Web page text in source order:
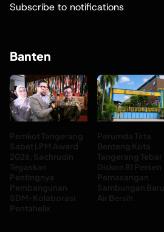
Subscribe to notifications
Banten
Pemkot Tangerang
Sabet LPM Award
2026, Sachrudin
Tegaskan
Pentingnya
Pembangunan
SDM-Kolaborasi
Pentahelix
Perumda Tirta
Benteng Kota
Tangerang Tebar
Diskon 81 Persen
Pemasangan
Sambungan Baru
Air Bersih